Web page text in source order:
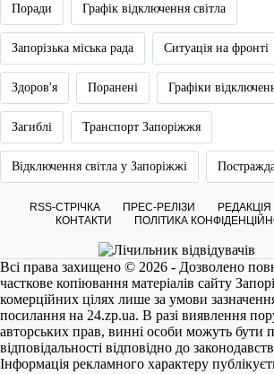
Поради Графік відключення світла
Запорізька міська рада Ситуація на фронті
Здоров'я Поранені Графіки
Загиблі Транспорт Запоріжжя
Відключення світла у Запоріжжі
RSS-СТРІЧКА ПРЕС-РЕЛІЗИ
КОНТАКТИ
ПОЛІТИКА
Всі права захищено © 2026 - Дозволено
часткове копіювання матеріалів сайту
комерційних цілях лише за умови
посилання на 24.zp.ua. В разі виявлення
авторських прав, винні особи можуть бути
відповідальності відповідно до
Інформація рекламного характеру